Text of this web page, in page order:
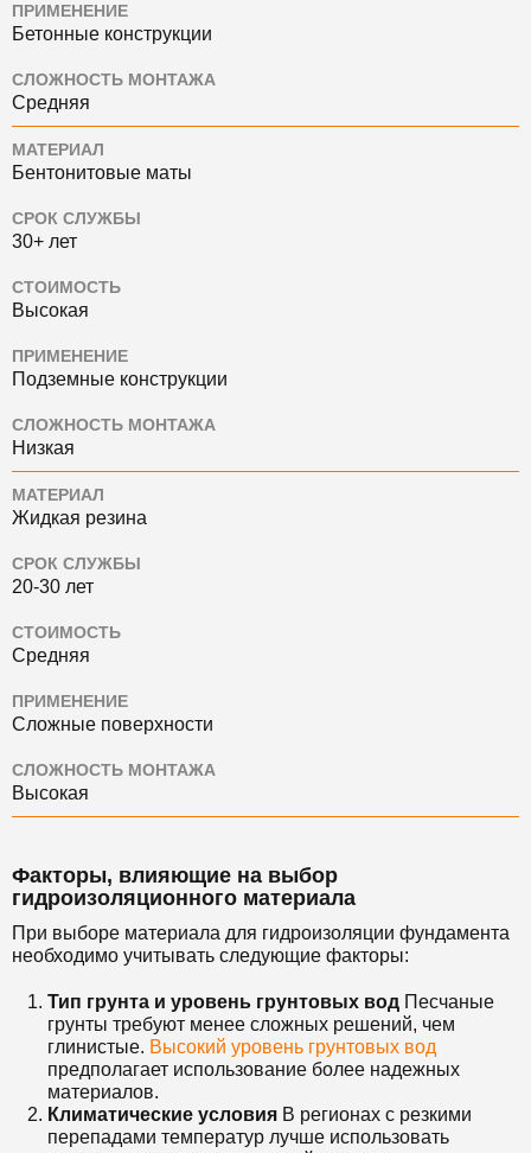
ПРИМЕНЕНИЕ
Бетонные конструкции
СЛОЖНОСТЬ МОНТАЖА
Средняя
МАТЕРИАЛ
Бентонитовые маты
СРОК СЛУЖБЫ
30+ лет
СТОИМОСТЬ
Высокая
ПРИМЕНЕНИЕ
Подземные конструкции
СЛОЖНОСТЬ МОНТАЖА
Низкая
МАТЕРИАЛ
Жидкая резина
СРОК СЛУЖБЫ
20-30 лет
СТОИМОСТЬ
Средняя
ПРИМЕНЕНИЕ
Сложные поверхности
СЛОЖНОСТЬ МОНТАЖА
Высокая
Факторы, влияющие на выбор
гидроизоляционного материала
При выборе материала для гидроизоляции фундамента
необходимо учитывать следующие факторы:
Тип грунта и уровень грунтовых вод Песчаные
грунты требуют менее сложных решений, чем
глинистые. Высокий уровень грунтовых вод
предполагает использование более надежных
материалов.
Климатические условия В регионах с резкими
перепадами температур лучше использовать